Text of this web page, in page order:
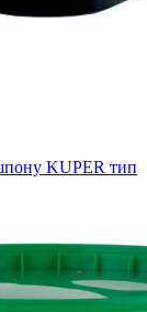
KUPER тип